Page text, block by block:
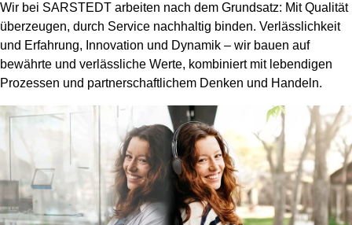
Wir bei SARSTEDT arbeiten nach dem Grundsatz: Mit Qualität
überzeugen, durch Service nachhaltig binden. Verlässlichkeit
und Erfahrung, Innovation und Dynamik – wir bauen auf
bewährte und verlässliche Werte, kombiniert mit lebendigen
Prozessen und partnerschaftlichem Denken und Handeln.